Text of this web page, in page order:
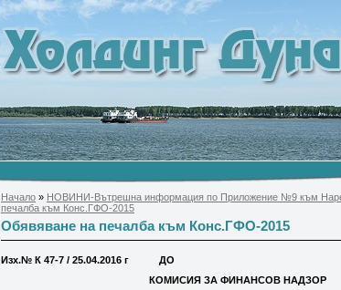
Начало » НОВИНИ-Вътрешна информация по Приложение №9 към
печалба към Конс.ГФО-2015
Обявяване на печалба към Конс.ГФО-2015
Изх.№ К 47-7 / 25.04.2016 г ДО
КОМИСИЯ ЗА ФИНАНСОВ НАДЗОР